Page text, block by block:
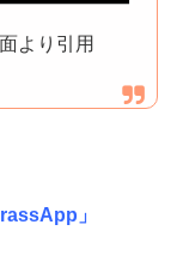
より引用
」